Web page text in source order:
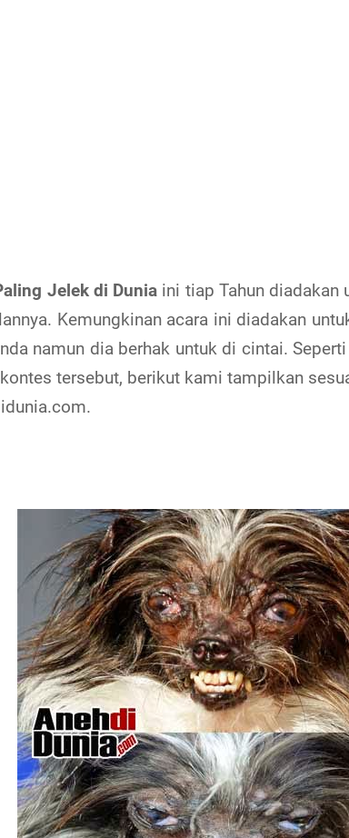
Jelek di Dunia ini tiap Tahun
Kemungkinan acara ini diadakan
namun dia berhak untuk di cintai.
tersebut, berikut kami tampilkan